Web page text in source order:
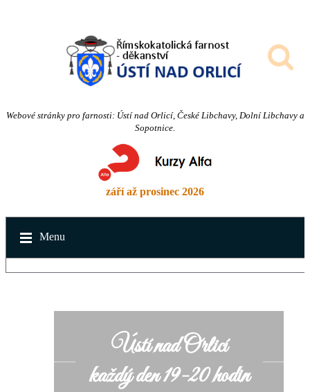
Webové stránky pro farnosti: Ústí nad Orlicí, České Libchavy, Dolní Libchavy a
Sopotnice.
září až prosinec 2026
Menu
Ústí nad Orlicí
každý den 19-20 hodin